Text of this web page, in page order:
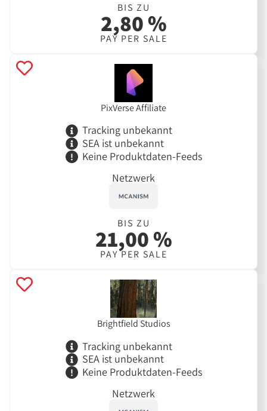
BIS ZU
2,80 %
PAY PER SALE
PixVerse Affiliate
Tracking unbekannt
SEA ist unbekannt
Keine Produktdaten-Feeds
Netzwerk
BIS ZU
21,00 %
PAY PER SALE
Brightfield Studios
Tracking unbekannt
SEA ist unbekannt
Keine Produktdaten-Feeds
Netzwerk